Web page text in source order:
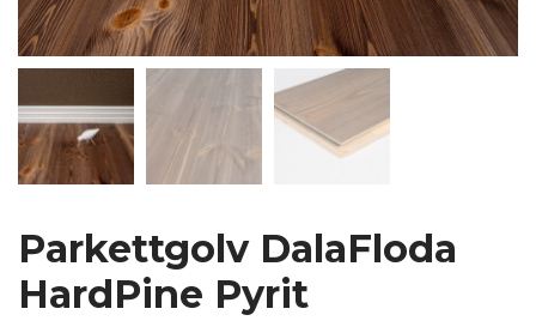
Parkettgolv DalaFloda
HardPine Pyrit